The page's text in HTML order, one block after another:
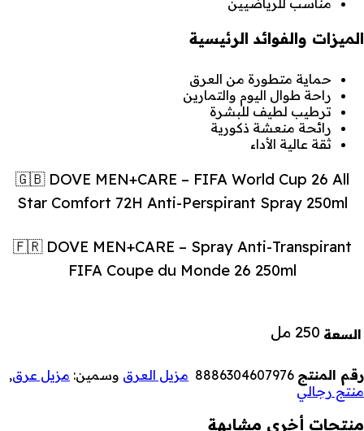
مناسب للرياضيين
الميزات والفوائد الرئيسية
حماية متطورة من العرق
راحة طوال اليوم والتمارين
ترطيب لطيف للبشرة
رائحة منعشة ذكورية
ثقة عالية الأداء
🇬🇧 DOVE MEN+CARE – FIFA World Cup 26 All
Star Comfort 72H Anti-Perspirant Spray 250ml
🇫🇷 DOVE MEN+CARE – Spray Anti-Transpirant
FIFA Coupe du Monde 26 250ml
السعة 250 مل
رقم المنتج 8886304607976 مزيل العرق وسمين: مزيل عرق,
منتج رجالي
منتجات أخرى مشابهة